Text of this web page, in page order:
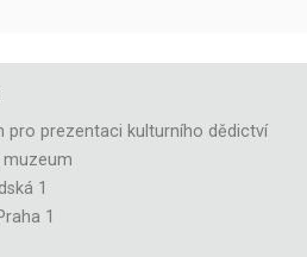
pro prezentaci kulturního dědictví
muzeum
1
1